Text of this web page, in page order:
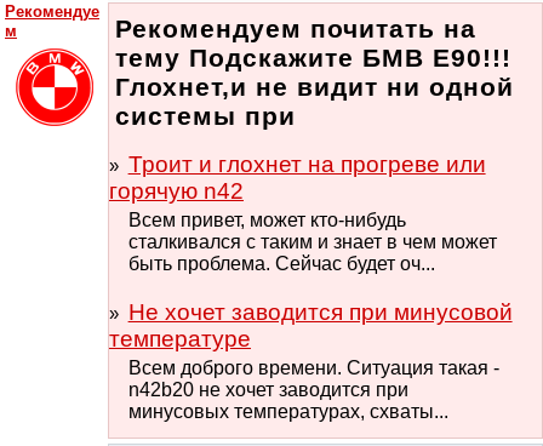
Рекомендуе
м
Рекомендуем почитать на
тему Подскажите БМВ Е90!!!
Глохнет,и не видит ни одной
системы при
Троит и глохнет на прогреве или
горячую n42
Всем привет, может кто-нибудь
сталкивался с таким и знает в чем может
быть проблема. Сейчас будет оч...
Не хочет заводится при минусовой
температуре
Всем доброго времени. Ситуация такая -
n42b20 не хочет заводится при
минусовых температурах, схваты...